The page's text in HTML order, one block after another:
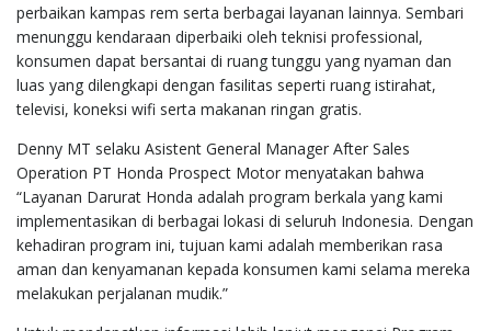
perbaikan kampas rem serta berbagai layanan lainnya. Sembari
menunggu kendaraan diperbaiki oleh teknisi professional,
konsumen dapat bersantai di ruang tunggu yang nyaman dan
luas yang dilengkapi dengan fasilitas seperti ruang istirahat,
televisi, koneksi wifi serta makanan ringan gratis.
Denny MT selaku Asistent General Manager After Sales
Operation PT Honda Prospect Motor menyatakan bahwa
“Layanan Darurat Honda adalah program berkala yang kami
implementasikan di berbagai lokasi di seluruh Indonesia. Dengan
kehadiran program ini, tujuan kami adalah memberikan rasa
aman dan kenyamanan kepada konsumen kami selama mereka
melakukan perjalanan mudik.”